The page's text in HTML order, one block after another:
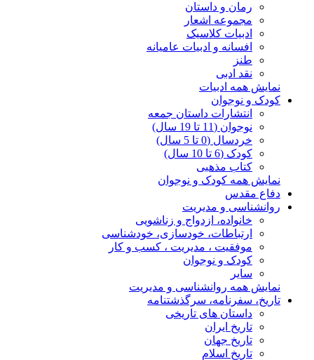
رمان و داستان
مجموعه اشعار
ادبیات کلاسیک
افسانه و ادبیات عامیانه
طنز
نقد ادبی
نمایش همه ادبیات
کودک و نوجوان
انتشارات داستان جمعه
نوجوان (11 تا 19 سال)
خردسال (0 تا 5 سال)
کودک (6 تا 10 سال)
کتاب مذهبی
نمایش همه کودک و نوجوان
دفاع مقدس
روانشناسی و مدیریت
خانواده، ازدواج و زناشویی
ارتباطات، خودسازی، خودشناسی
موفقیت ، مدیریت ، کسب و کار
کودک و نوجوان
سایر
نمایش همه روانشناسی و مدیریت
تاریخ، سفرنامه، سرگذشتنامه
داستان های تاریخی
تاریخ ایران
تاریخ جهان
تاریخ اسلام